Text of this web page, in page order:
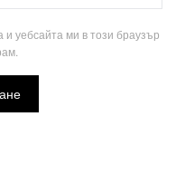
уебсайта ми в този браузър